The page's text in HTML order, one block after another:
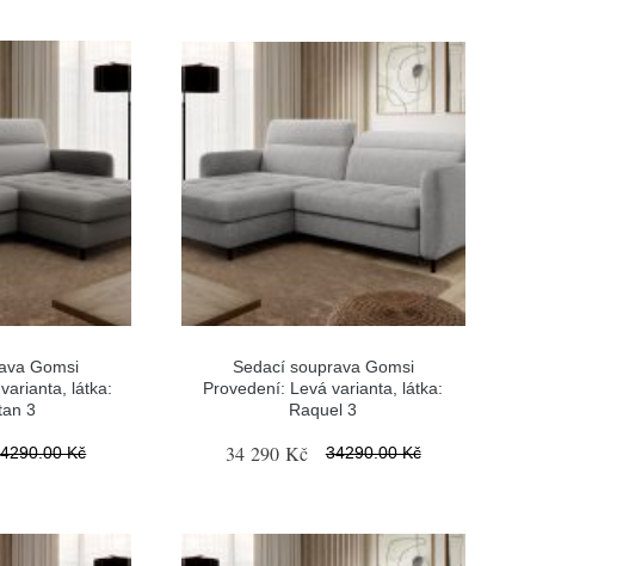
Gomsi
látka:
3
Kč
Sedací souprava Gomsi
Provedení: Levá varianta, látka:
Raquel 3
34 290 Kč 34290.00 Kč